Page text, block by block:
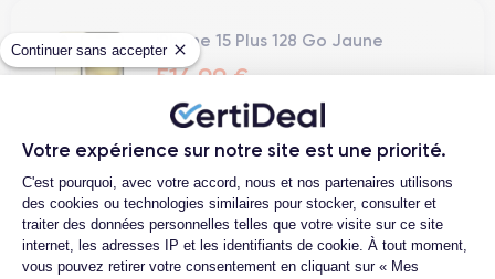
Continuer sans accepter
Votre expérience sur notre site est une priorité.
Plateforme de Gestion du
C'est pourquoi, avec votre accord, nous et nos partenaires utilisons
des cookies ou technologies similaires pour stocker, consulter et
traiter des données personnelles telles que votre visite sur ce site
internet, les adresses IP et les identifiants de cookie. À tout moment,
vous pouvez retirer votre consentement en cliquant sur « Mes
iPhone 15 Plus 128 Go Jaune
514,99 €
Parfait état
iPhone 15 Plus 128 Go Vert
514,99 €